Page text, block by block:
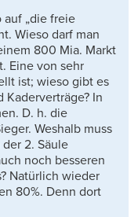
auf „die freie
Wieso darf man
800 Mia. Markt
Eine von sehr
ist; wieso gibt es
In
D. h. die
Weshalb muss
2. Säule
noch besseren
Natürlich wieder
80%. Denn dort